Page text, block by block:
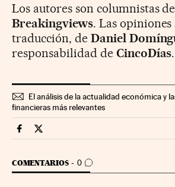
Los autores son columnistas
Breakingviews. Las opiniones
traducción, de Daniel
responsabilidad de CincoDías.
El análisis de la actualidad económica y
financieras más relevantes
Companias Cinco Días en Facebook
Companias Cinco Días en Twitter
COMENTARIOS 0
IR A LOS COMENTARIOS